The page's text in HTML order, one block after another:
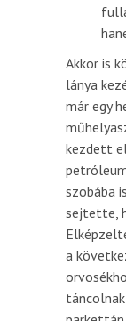
Akkor is
lánya
már egy
kezdett
szobába
sejtette,
a